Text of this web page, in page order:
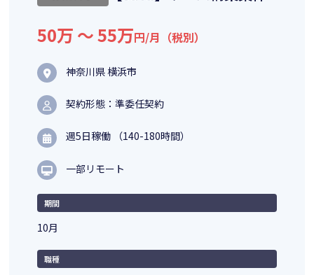
50万 〜 55万円/月（税別）
神奈川県 横浜市
契約形態：準委任契約
週5日稼働 （140-180時間）
一部リモート
期間
10月
職種